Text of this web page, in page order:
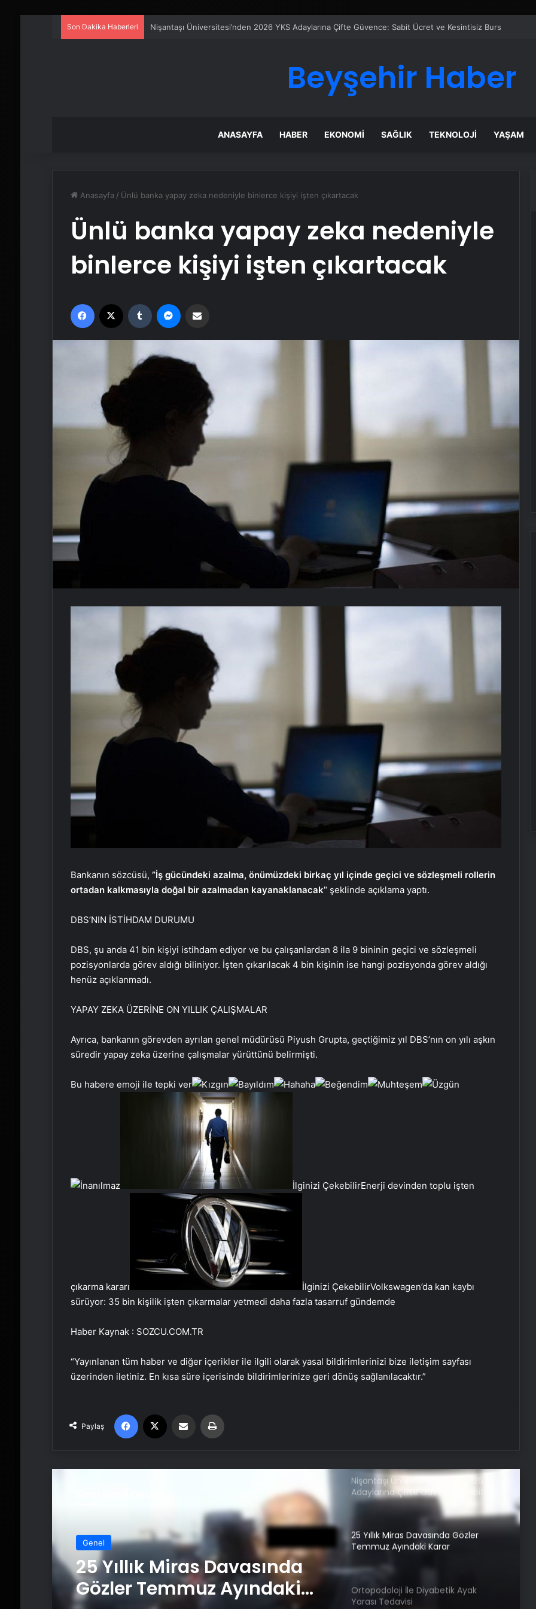
Son Dakika Haberleri 25 Yıllık Miras Davasında Gözler Temmuz Ayındaki Karar Duruşmasına Çevrildi
Beyşehir Haber
ANASAYFA HABER EKONOMI SAĞLIK TEKNOLOJI YAŞAM
Anasayfa / Ünlü banka yapay zeka nedeniyle binlerce kişiyi işten çıkartacak
Ünlü banka yapay zeka nedeniyle
binlerce kişiyi işten çıkartacak
Facebook Tumblr
Bankanın sözcüsü, ”İş gücündeki azalma, önümüzdeki birkaç yıl içinde geçici ve sözleşmeli rollerin
ortadan kalkmasıyla doğal bir azalmadan kayanaklanacak’‘ şeklinde açıklama yaptı.
DBS’NIN İSTİHDAM DURUMU
DBS, şu anda 41 bin kişiyi istihdam ediyor ve bu çalışanlardan 8 ila 9 bininin geçici ve sözleşmeli
pozisyonlarda görev aldığı biliniyor. İşten çıkarılacak 4 bin kişinin ise hangi pozisyonda görev aldığı
henüz açıklanmadı.
YAPAY ZEKA ÜZERİNE ON YILLIK ÇALIŞMALAR
Ayrıca, bankanın görevden ayrılan genel müdürüsü Piyush Grupta, geçtiğimiz yıl DBS’nın on yılı aşkın
süredir yapay zeka üzerine çalışmalar yürüttünü belirmişti.
Bu habere emoji ile tepki ver
İlginizi ÇekebilirEnerji devinden toplu işten
çıkarma kararı İlginizi ÇekebilirVolkswagen’da kan kaybı
sürüyor: 35 bin kişilik işten çıkarmalar yetmedi daha fazla tasarruf gündemde
Haber Kaynak : SOZCU.COM.TR
“Yayınlanan tüm haber ve diğer içerikler ile ilgili olarak yasal bildirimlerinizi bize iletişim sayfası
üzerinden iletiniz. En kısa süre içerisinde bildirimlerinize geri dönüş sağlanılacaktır.”
Paylaş
Facebook Email'den paylaş
Genel
25 Yıllık Miras Davasında
Gözler Temmuz Ayındaki
Mobilya Takımı Rehberi
Keçiören Halı Yıkama: Temiz ve
Nişantaşı Üniversitesi’nden 2026 YKS
Adaylarına Çifte Güvence: Sabit
Ücret ve Kesintisiz Burs
25 Yıllık Miras Davasında Gözler
Temmuz Ayındaki Karar
Ortopodoloji İle Diyabetik Ayak
Yarası Tedavisi